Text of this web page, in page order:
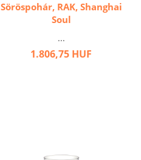
Söröspohár, RAK, Shanghai
Soul
...
1.806,75 HUF